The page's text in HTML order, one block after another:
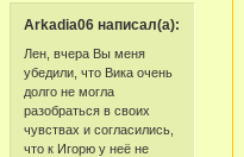
Arkadia06 написал(а):
Лен, вчера Вы меня
убедили, что Вика очень
долго не могла
разобраться в своих
чувствах и согласились,
что к Игорю у неё не